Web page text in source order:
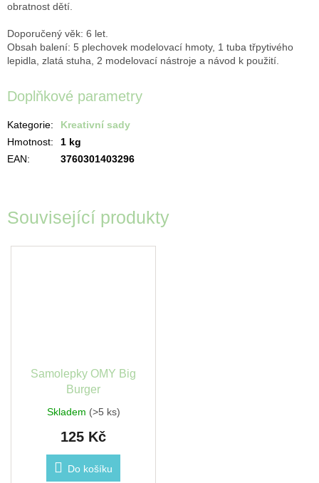
Související produkty
Samolepky OMY Big
Burger
Skladem (>5 ks)
125 Kč
Do košíku
obratnost dětí.
Doporučený věk: 6 let.
Obsah balení: 5 plechovek modelovací hmoty, 1 tuba třpytivého
lepidla, zlatá stuha, 2 modelovací nástroje a návod k použití.
Doplňkové parametry
Kategorie:
Kreativní sady
Hmotnost:
1 kg
EAN: 3760301403296